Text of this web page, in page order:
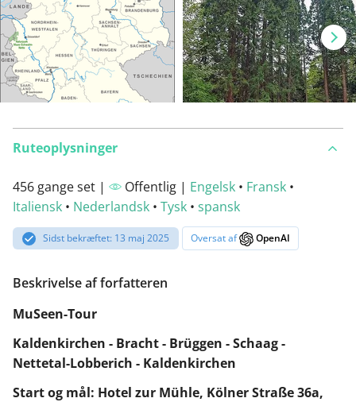
Ruteoplysninger
456 gange set | Offentlig | Engelsk • Fransk •
Italiensk • Nederlandsk • Tysk • spansk
Sidst bekræftet: 13 maj 2025 Oversat af OpenAI
Beskrivelse af forfatteren
MuSeen-Tour
Kaldenkirchen - Bracht - Brüggen - Schaag -
Nettetal-Lobberich - Kaldenkirchen
Start og mål: Hotel zur Mühle, Kölner Straße 36a,